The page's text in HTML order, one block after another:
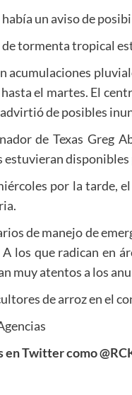
un aviso de
tormenta tropical
acumulaciones
el martes. El
de posibles
de Texas Greg
estuvieran disponibles
por la tarde,
de manejo de
los que radican en
muy atentos a los
de arroz en el
en Twitter como